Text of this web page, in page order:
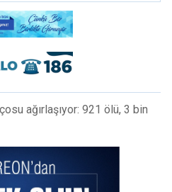
ağırlaşıyor: 921 ölü, 3 bin